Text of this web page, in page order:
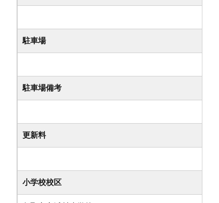
駐車場
駐車場備考
更新料
小学校校区